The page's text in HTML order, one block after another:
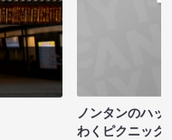
ノンタンのハッ
わくピクニック